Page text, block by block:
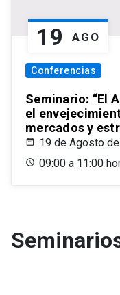
19 AGO
Conferencias
Seminario: “El
el
mercados y
19 de Agosto
09:00 a 11:00